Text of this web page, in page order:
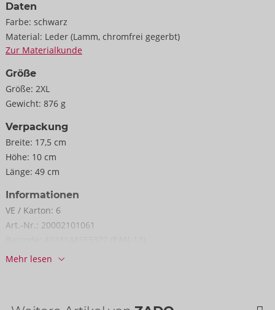
Daten
Farbe: schwarz
Material: Leder (Lamm, chromfrei gegerbt)
Zur Materialkunde
Größe
Größe: 2XL
Gewicht: 876 g
Verpackung
Breite: 17,5 cm
Höhe: 10 cm
Länge: 49 cm
Informationen
VE / Karton: 6
Art.-Nr.: 20002101061
Zolltarifnummer:
Mehr lesen